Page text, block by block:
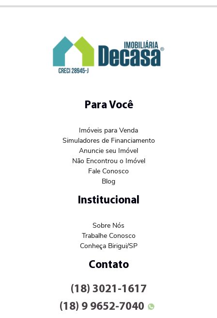
Para Você
Imóveis para Venda
Simuladores de Financiamento
Anuncie seu Imóvel
Não Encontrou o Imóvel
Fale Conosco
Blog
Institucional
Sobre Nós
Trabalhe Conosco
Conheça Birigui/SP
Contato
(18) 3021-1617
(18) 9 9652-7040